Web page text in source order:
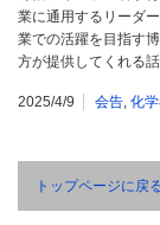
業に通用するリーダ
業での活躍を目指す
方が提供してくれる
2025/4/9 会告, 化
トップページに戻